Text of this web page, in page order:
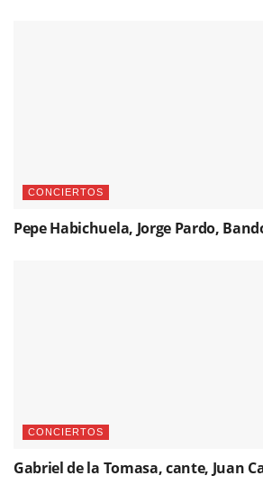
CONCIERTOS
Pepe Habichuela, Jorge Pardo,
CONCIERTOS
Gabriel de la Tomasa, cante, Juan